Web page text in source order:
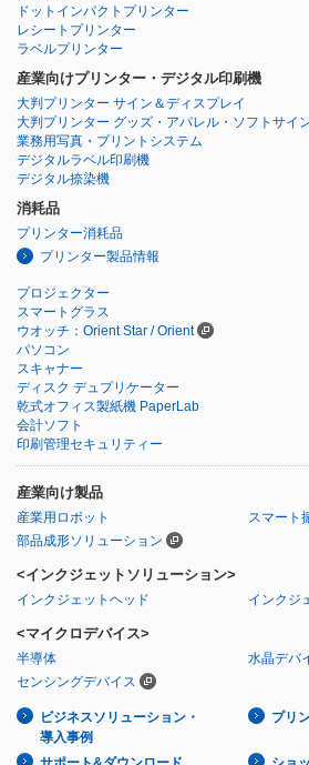
ドットインパクトプリンター
レシートプリンター
ラベルプリンター
産業向けプリンター・デジタル印刷機
大判プリンター サイン＆ディスプレイ
大判プリンター グッズ・アパレル・ソフトサイ
業務用写真・プリントシステム
デジタルラベル印刷機
デジタル捺染機
消耗品
プリンター消耗品
プリンター製品情報
プロジェクター
スマートグラス
ウオッチ：Orient Star / Orient
パソコン
スキャナー
ディスク デュプリケーター
乾式オフィス製紙機 PaperLab
会計ソフト
印刷管理セキュリティー
産業向け製品
産業用ロボット
スマート
部品成形ソリューション
<インクジェットソリューション>
インクジェットヘッド インクジ
<マイクロデバイス>
半導体
水晶デバ
センシングデバイス
ビジネスソリューション・
導入事例
プリ